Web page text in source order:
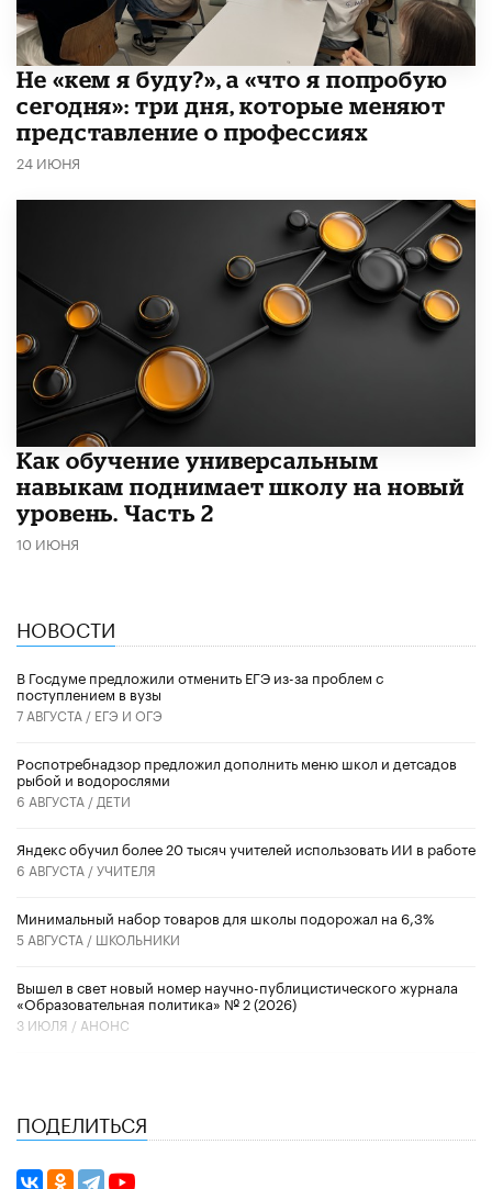
Не «кем я буду?», а «что я попробую
сегодня»: три дня, которые меняют
представление о профессиях
24 ИЮНЯ
​Как обучение универсальным
навыкам поднимает школу на новый
уровень. Часть 2
10 ИЮНЯ
НОВОСТИ
В Госдуме предложили отменить ЕГЭ из-за проблем с
поступлением в вузы
7 АВГУСТА / ЕГЭ И ОГЭ
Роспотребнадзор предложил дополнить меню школ и детсадов
рыбой и водорослями
6 АВГУСТА / ДЕТИ
​Яндекс обучил более 20 тысяч учителей использовать ИИ в работе
6 АВГУСТА /УЧИТЕЛЯ
Минимальный набор товаров для школы подорожал на 6,3%
5 АВГУСТА / ШКОЛЬНИКИ
Вышел в свет новый номер научно-публицистического журнала
«Образовательная политика» № 2 (2026)
3 ИЮЛЯ / АНОНС
ПОДЕЛИТЬСЯ